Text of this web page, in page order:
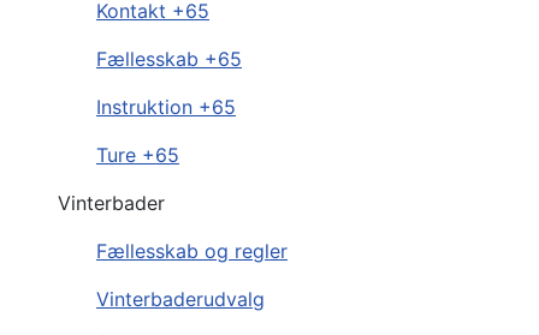
Kontakt +65
Fællesskab +65
Instruktion +65
Ture +65
Vinterbader
Fællesskab og regler
Vinterbaderudvalg